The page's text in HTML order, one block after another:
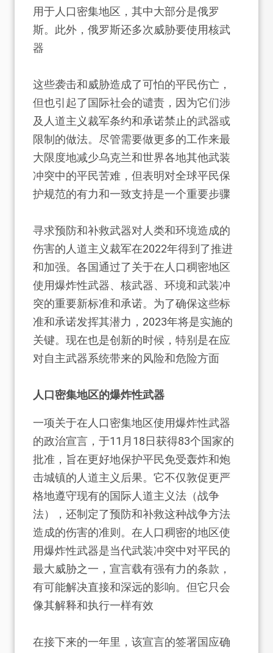
用于人口密集地区，其中大部分是俄罗
斯。此外，俄罗斯还多次威胁要使用核武
器
这些袭击和威胁造成了可怕的平民伤亡，
但也引起了国际社会的谴责，因为它们涉
及人道主义裁军条约和承诺禁止的武器或
限制的做法。尽管需要做更多的工作来最
大限度地减少乌克兰和世界各地其他武装
冲突中的平民苦难，但表明对全球平民保
护规范的有力和一致支持是一个重要步骤
寻求预防和补救武器对人类和环境造成的
伤害的人道主义裁军在2022年得到了推进
和加强。各国通过了关于在人口稠密地区
使用爆炸性武器、核武器、环境和武装冲
突的重要新标准和承诺。为了确保这些标
准和承诺发挥其潜力，2023年将是实施的
关键。现在也是创新的时候，特别是在应
对自主武器系统带来的风险和危险方面
人口密集地区的爆炸性武器
一项关于在人口密集地区使用爆炸性武器
的政治宣言，于11月18日获得83个国家的
批准，旨在更好地保护平民免受轰炸和炮
击城镇的人道主义后果。它不仅敦促更严
格地遵守现有的国际人道主义法（战争
法），还制定了预防和补救这种战争方法
造成的伤害的准则。在人口稠密的地区使
用爆炸性武器是当代武装冲突中对平民的
最大威胁之一，宣言载有强有力的条款，
有可能解决直接和深远的影响。但它只会
像其解释和执行一样有效
在接下来的一年里，该宣言的签署国应确